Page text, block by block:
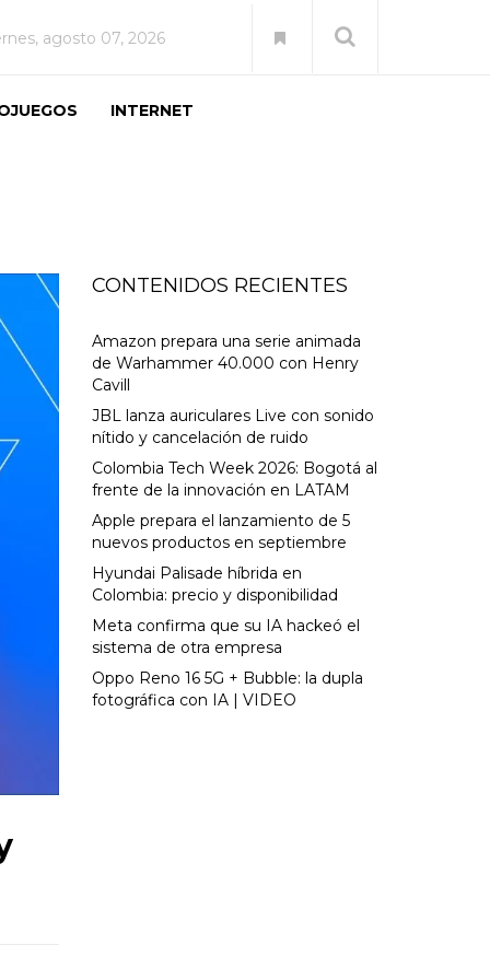
agosto 07, 2026
INTERNET
CONTENIDOS RECIENTES
Amazon prepara una serie animada
de Warhammer 40.000 con Henry
Cavill
JBL lanza auriculares Live con sonido
nítido y cancelación de ruido
Colombia Tech Week 2026: Bogotá al
frente de la innovación en LATAM
Apple prepara el lanzamiento de 5
nuevos productos en septiembre
Hyundai Palisade híbrida en
Colombia: precio y disponibilidad
Meta confirma que su IA hackeó el
sistema de otra empresa
Oppo Reno 16 5G + Bubble: la dupla
fotográfica con IA | VIDEO